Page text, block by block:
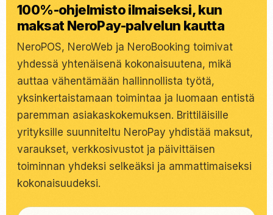
100%-ohjelmisto ilmaiseksi, kun
maksat NeroPay-palvelun kautta
NeroPOS, NeroWeb ja NeroBooking toimivat
yhdessä yhtenäisenä kokonaisuutena, mikä
auttaa vähentämään hallinnollista työtä,
yksinkertaistamaan toimintaa ja luomaan entistä
paremman asiakaskokemuksen. Brittiläisille
yrityksille suunniteltu NeroPay yhdistää maksut,
varaukset, verkkosivustot ja päivittäisen
toiminnan yhdeksi selkeäksi ja ammattimaiseksi
kokonaisuudeksi.